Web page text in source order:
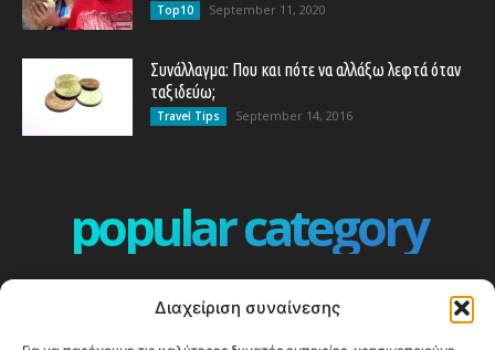
Διαχείριση συναίνεσης
Top10 September 11, 2020
Συνάλλαγμα: Που και πότε να αλλάξω λεφτά όταν
ταξιδεύω;
Travel Tips September 14, 2016
popular category
360